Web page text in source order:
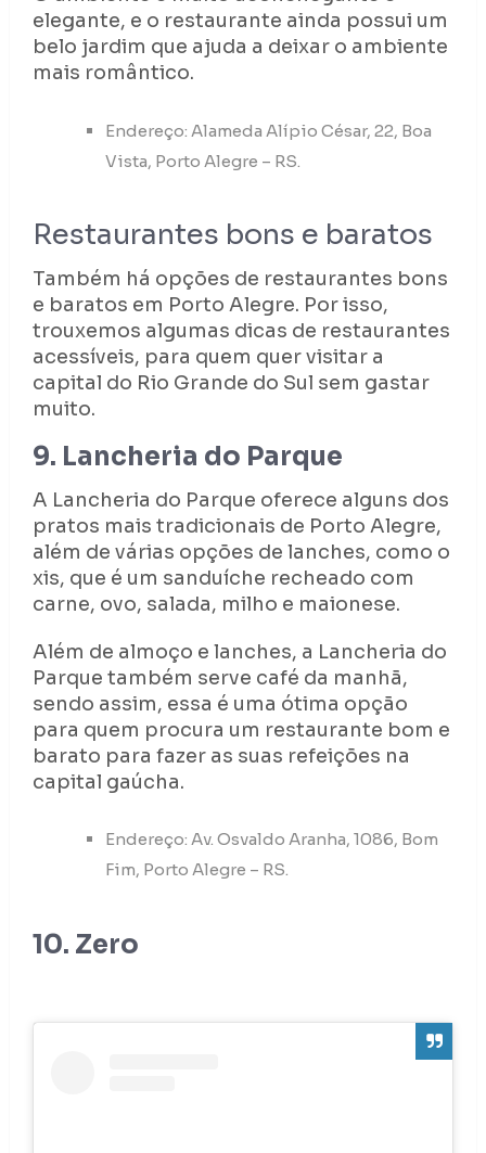
elegante, e o restaurante ainda possui um
belo jardim que ajuda a deixar o ambiente
mais romântico.
Endereço: Alameda Alípio César, 22, Boa
Vista, Porto Alegre – RS.
Restaurantes bons e baratos
Também há opções de restaurantes bons
e baratos em Porto Alegre. Por isso,
trouxemos algumas dicas de restaurantes
acessíveis, para quem quer visitar a
capital do Rio Grande do Sul sem gastar
muito.
9. Lancheria do Parque
A Lancheria do Parque oferece alguns dos
pratos mais tradicionais de Porto Alegre,
além de várias opções de lanches, como o
xis, que é um sanduíche recheado com
carne, ovo, salada, milho e maionese.
Além de almoço e lanches, a Lancheria do
Parque também serve café da manhã,
sendo assim, essa é uma ótima opção
para quem procura um restaurante bom e
barato para fazer as suas refeições na
capital gaúcha.
Endereço: Av. Osvaldo Aranha, 1086, Bom
Fim, Porto Alegre – RS.
10. Zero